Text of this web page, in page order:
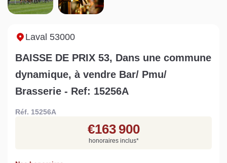
Sarthe pour booster sa
vente
Rapide et gratuit, recevez votre estimation
en quelques clics.
Laval 53000
BAISSE DE PRIX 53, Dans une commune
dynamique, à vendre Bar/ Pmu/
Brasserie - Ref: 15256A
Réf. 15256A
€163 900
honoraires inclus*